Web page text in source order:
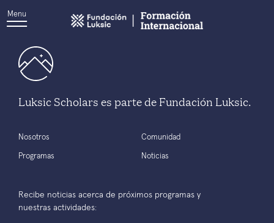
Menu
Luksic Scholars es parte de Fundación Luksic.
Nosotros
Programas
Comunidad
Noticias
Recibe noticias acerca de próximos programas y
nuestras actividades: